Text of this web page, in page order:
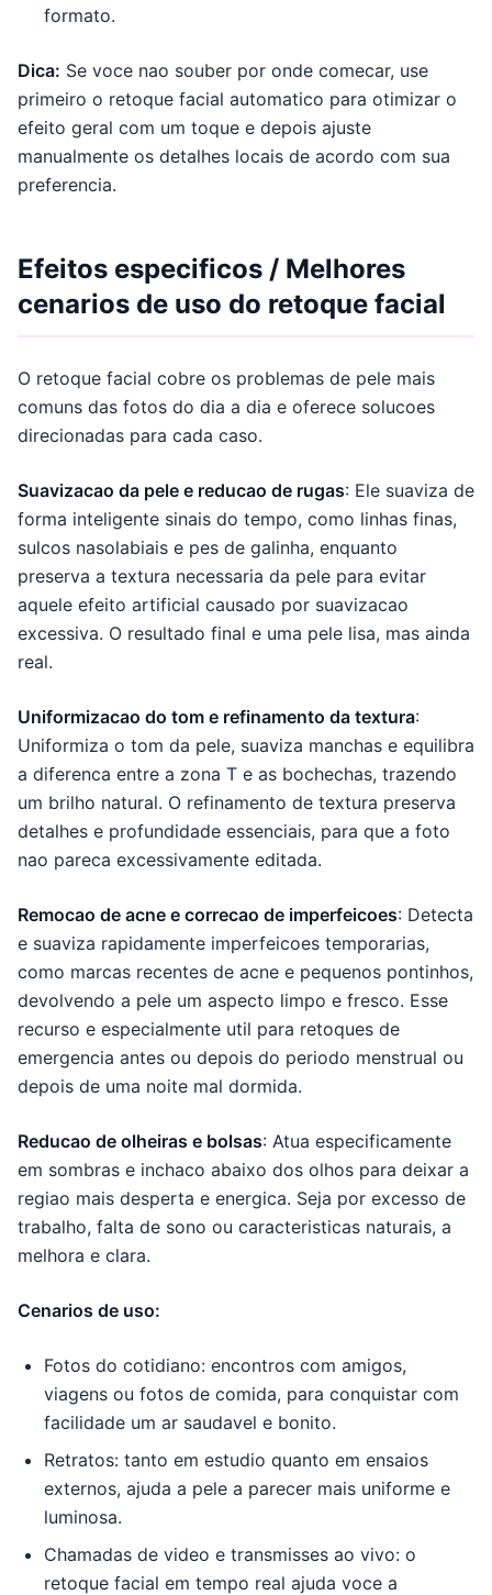
formato.
Dica: Se voce nao souber por onde comecar, use
primeiro o retoque facial automatico para otimizar o
efeito geral com um toque e depois ajuste
manualmente os detalhes locais de acordo com sua
preferencia.
Efeitos especificos / Melhores
cenarios de uso do retoque facial
O retoque facial cobre os problemas de pele mais
comuns das fotos do dia a dia e oferece solucoes
direcionadas para cada caso.
Suavizacao da pele e reducao de rugas: Ele suaviza de
forma inteligente sinais do tempo, como linhas finas,
sulcos nasolabiais e pes de galinha, enquanto
preserva a textura necessaria da pele para evitar
aquele efeito artificial causado por suavizacao
excessiva. O resultado final e uma pele lisa, mas ainda
real.
Uniformizacao do tom e refinamento da textura:
Uniformiza o tom da pele, suaviza manchas e equilibra
a diferenca entre a zona T e as bochechas, trazendo
um brilho natural. O refinamento de textura preserva
detalhes e profundidade essenciais, para que a foto
nao pareca excessivamente editada.
Remocao de acne e correcao de imperfeicoes: Detecta
e suaviza rapidamente imperfeicoes temporarias,
como marcas recentes de acne e pequenos pontinhos,
devolvendo a pele um aspecto limpo e fresco. Esse
recurso e especialmente util para retoques de
emergencia antes ou depois do periodo menstrual ou
depois de uma noite mal dormida.
Reducao de olheiras e bolsas: Atua especificamente
em sombras e inchaco abaixo dos olhos para deixar a
regiao mais desperta e energica. Seja por excesso de
trabalho, falta de sono ou caracteristicas naturais, a
melhora e clara.
Cenarios de uso:
Fotos do cotidiano: encontros com amigos,
viagens ou fotos de comida, para conquistar com
facilidade um ar saudavel e bonito.
Retratos: tanto em estudio quanto em ensaios
externos, ajuda a pele a parecer mais uniforme e
luminosa.
Chamadas de video e transmisses ao vivo: o
retoque facial em tempo real ajuda voce a